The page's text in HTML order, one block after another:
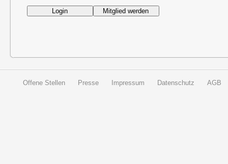
Offene Stellen Presse Impressum Datenschutz AGB